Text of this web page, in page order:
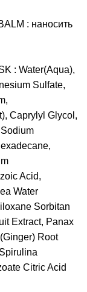
: наносить
: Water(Aqua),
Sulfate,
Caprylyl Glycol,
Acid,
Water
Sorbitan
Extract, Panax
Root
Citric Acid